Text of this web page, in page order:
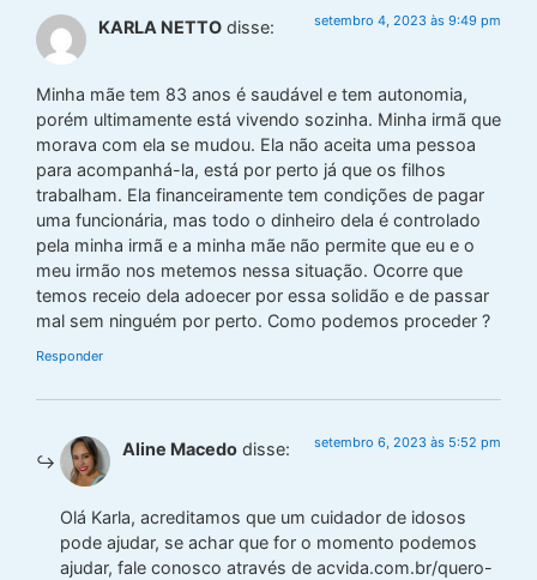
KARLA NETTO disse: setembro 4, 2023 às 9:49 pm
Minha mãe tem 83 anos é saudável e tem autonomia,
porém ultimamente está vivendo sozinha. Minha irmã que
morava com ela se mudou. Ela não aceita uma pessoa
para acompanhá-la, está por perto já que os filhos
trabalham. Ela financeiramente tem condições de pagar
uma funcionária, mas todo o dinheiro dela é controlado
pela minha irmã e a minha mãe não permite que eu e o
meu irmão nos metemos nessa situação. Ocorre que
temos receio dela adoecer por essa solidão e de passar
mal sem ninguém por perto. Como podemos proceder ?
Responder
Aline Macedo disse: setembro 6, 2023 às 5:52 pm
Olá Karla, acreditamos que um cuidador de idosos
pode ajudar, se achar que for o momento podemos
ajudar, fale conosco através de acvida.com.br/quero-